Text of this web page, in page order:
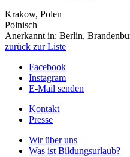
Krakow, Polen
Polnisch
Anerkannt in: Berlin,
zurück zur Liste
Facebook
Instagram
E-Mail senden
Kontakt
Presse
Wir über uns
Was ist Bildungsurlaub?